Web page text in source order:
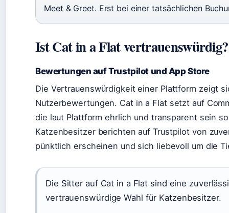
Meet & Greet. Erst bei einer tatsächlichen
Ist Cat in a Flat vertrauenswürdig?
Bewertungen auf Trustpilot und App Store
Die Vertrauenswürdigkeit einer Plattform zeigt
Nutzerbewertungen. Cat in a Flat setzt auf
die laut Plattform ehrlich und transparent sein
Katzenbesitzer berichten auf Trustpilot von
pünktlich erscheinen und sich liebevoll um die
Die Sitter auf Cat in a Flat sind eine
vertrauenswürdige Wahl für Katzenbesitzer.